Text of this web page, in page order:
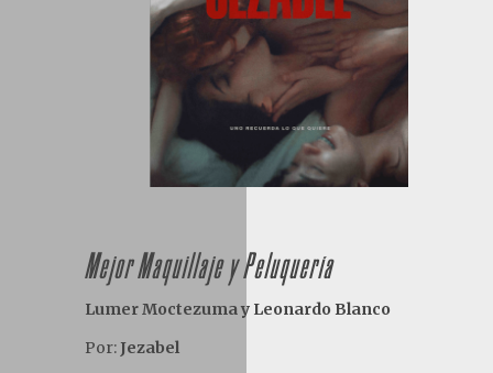
Mejor Maquillaje y Peluquería
Lumer Moctezuma y Leonardo Blanco
Por: Jezabel